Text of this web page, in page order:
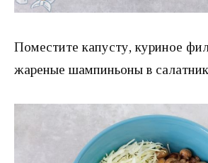
Поместите капусту, куриное
жареные шампиньоны в